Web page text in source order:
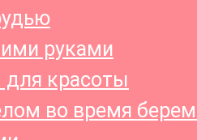
руками
красоты
во время